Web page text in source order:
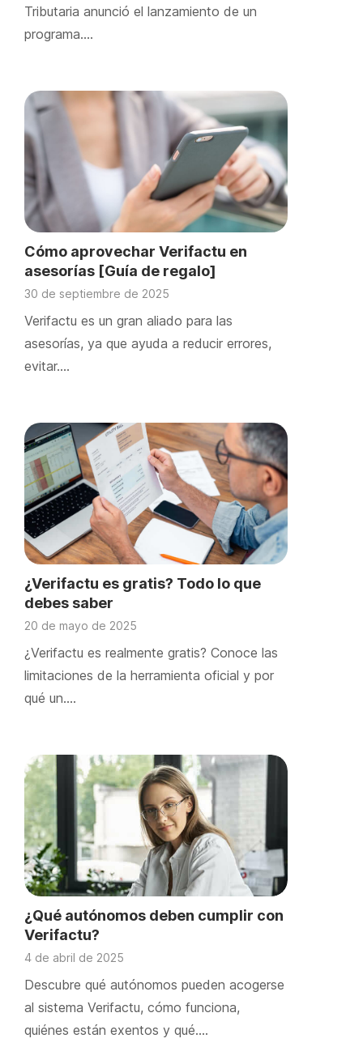
Tributaria anunció el lanzamiento de un
programa….
Cómo aprovechar Verifactu en
asesorías [Guía de regalo]
30 de septiembre de 2025
Verifactu es un gran aliado para las
asesorías, ya que ayuda a reducir errores,
evitar….
¿Verifactu es gratis? Todo lo que
debes saber
20 de mayo de 2025
¿Verifactu es realmente gratis? Conoce las
limitaciones de la herramienta oficial y por
qué un….
¿Qué autónomos deben cumplir con
Verifactu?
4 de abril de 2025
Descubre qué autónomos pueden acogerse
al sistema Verifactu, cómo funciona,
quiénes están exentos y qué….